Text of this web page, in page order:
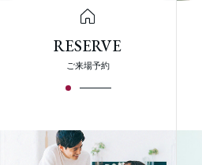
RESERVE
ご来場予約